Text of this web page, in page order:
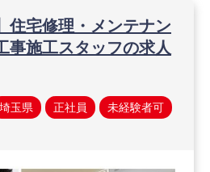
住宅修理・メンテナン
事施工スタッフの求人
埼玉県 正社員 未経験者可